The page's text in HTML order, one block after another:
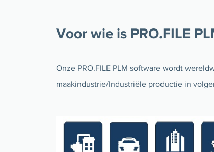
Voor wie is PRO.FILE
Onze PRO.FILE PLM software wordt
maakindustrie/Industriële productie in